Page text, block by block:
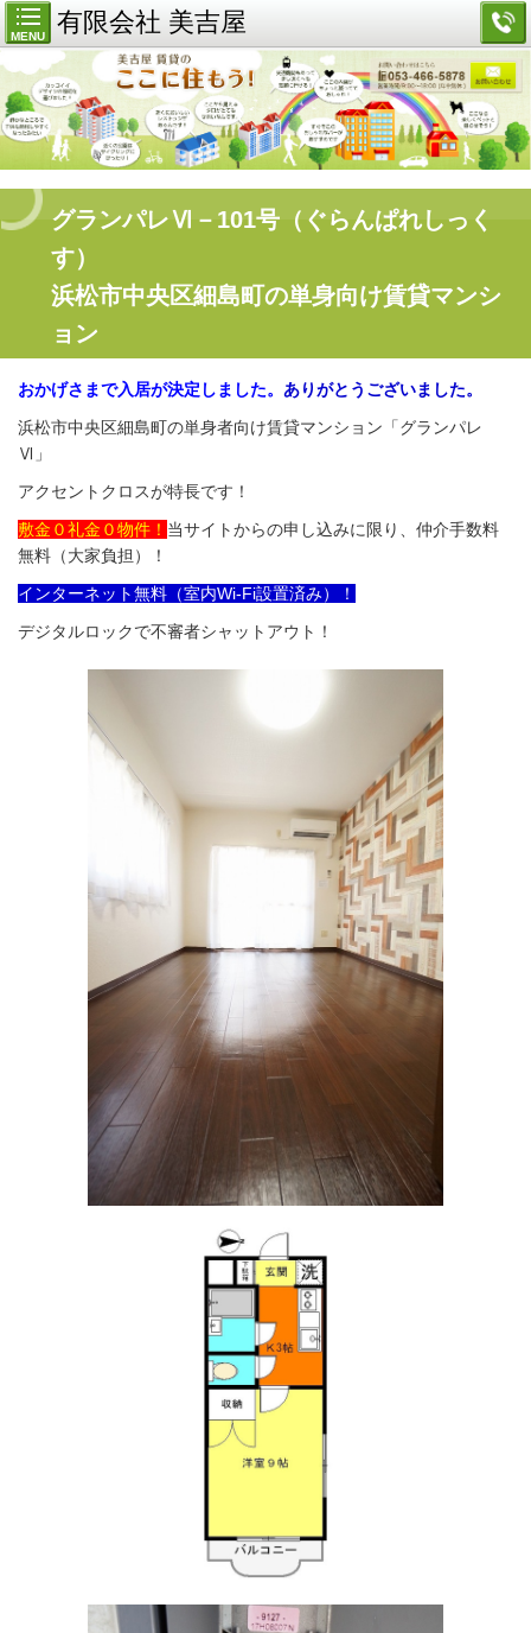
MENU 有限会社 美吉屋
グランパレⅥ－101号（ぐらんぱれしっく
す）
浜松市中央区細島町の単身向け賃貸マンシ
ョン
おかげさまで入居が決定しました。 ありがとうございました。
浜松市中央区細島町の単身者向け賃貸マンション「グランパレ
Ⅵ」
アクセントクロスが特長です！
敷金０礼金０物件！ 当サイトからの申し込みに限り、仲介手数料
無料（大家負担）！
インターネット無料（室内Wi-Fi設置済み）！
デジタルロックで不審者シャットアウト！